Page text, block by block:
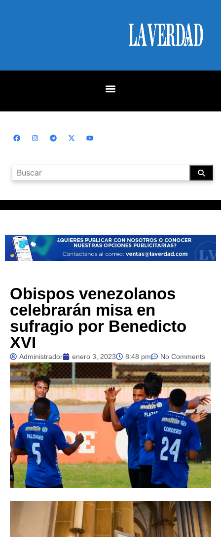
Obispos venezolanos
celebrarán misa en
sufragio por Benedicto
XVI
Administrador enero 3, 2023 8:48 pm No Comments